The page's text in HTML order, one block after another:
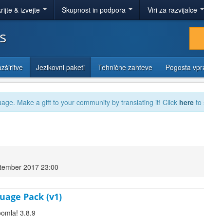
& izvejte Skupnost in podpora Viri za razvijalce
Jezikovni paketi Tehnične zahteve Pogosta
Make a gift to your community by translating it! Click here to
2017 23:00
Pack (v1)
3.8.9